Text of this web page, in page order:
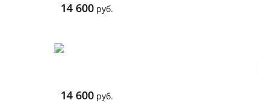
14 600 руб.
14 600 руб.